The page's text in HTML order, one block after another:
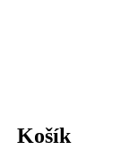
Košík